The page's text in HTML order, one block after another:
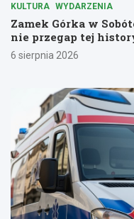
KULTURA WYDARZENIA
Zamek Górka w
nie przegap tej
6 sierpnia 2026